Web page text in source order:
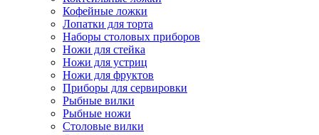
Кофейные ложки
Лопатки для торта
Наборы столовых приборов
Ножи для стейка
Ножи для устриц
Ножи для фруктов
Приборы для сервировки
Рыбные вилки
Рыбные ножи
Столовые вилки